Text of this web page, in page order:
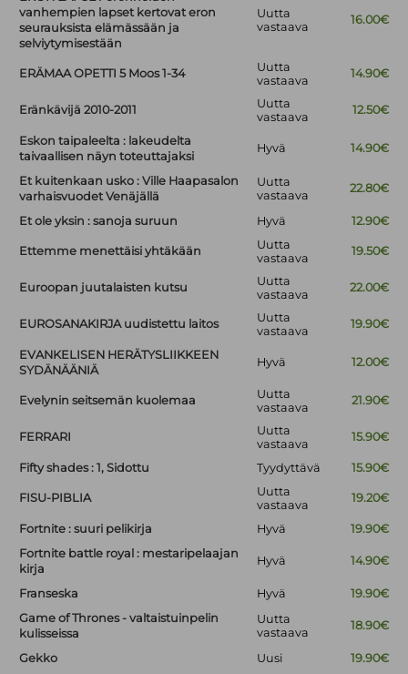
vanhempien lapset kertovat eron
seurauksista elämässään ja
selviytymisestään
Uutta
vastaava
16.00€
ERÄMAA OPETTI 5 Moos 1-34
Uutta
vastaava
14.90€
Eränkävijä 2010-2011
Uutta
vastaava
12.50€
Eskon taipaleelta : lakeudelta
taivaallisen näyn toteuttajaksi
Hyvä 14.90€
Et kuitenkaan usko : Ville Haapasalon
varhaisvuodet Venäjällä
Uutta
vastaava
22.80€
Et ole yksin : sanoja suruun Hyvä 12.90€
Ettemme menettäisi yhtäkään
Uutta
vastaava
19.50€
Euroopan juutalaisten kutsu
Uutta
vastaava
22.00€
EUROSANAKIRJA uudistettu laitos
Uutta
vastaava
19.90€
EVANKELISEN HERÄTYSLIIKKEEN
SYDÄNÄÄNIÄ
Hyvä 12.00€
Evelynin seitsemän kuolemaa
Uutta
vastaava
21.90€
FERRARI
Uutta
vastaava
15.90€
Fifty shades : 1, Sidottu Tyydyttävä 15.90€
FISU-PIBLIA
Uutta
vastaava
19.20€
Fortnite : suuri pelikirja Hyvä
19.90€
Fortnite battle royal : mestaripelaajan
kirja
Hyvä 14.90€
Franseska Hyvä
19.90€
Game of Thrones - valtaistuinpelin
kulisseissa
Uutta
vastaava
18.90€
Gekko Uusi 19.90€